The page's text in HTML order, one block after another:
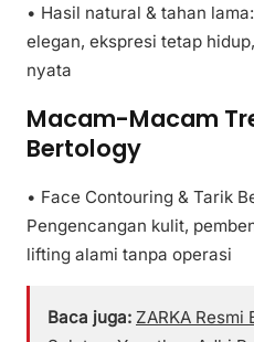
• Hasil natural & tahan
elegan, ekspresi tetap
nyata
Macam-Macam
Bertology
• Face Contouring & Tarik
Pengencangan kulit,
lifting alami tanpa operasi
Baca juga: ZARKA Resmi